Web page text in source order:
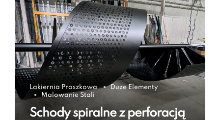
Lakiernia Proszkowa
Duze Elementy
Malowanie Stali
Schody spiralne z perforacją